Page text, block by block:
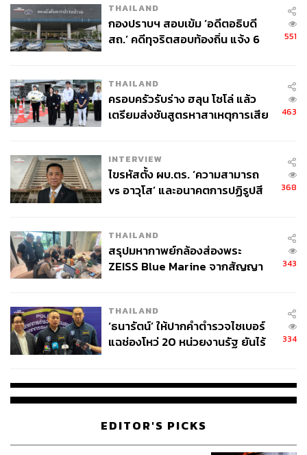
THAILAND
กองปราบฯ สอบเข้ม ‘อดีตอธิบดี
สถ.’ คดีทุจริตสอบท้องถิ่น แจ้ง 6
551
THAILAND
ครอบครัวรับร่าง ฮลุน โซโล่ แล้ว
เตรียมส่งชันสูตรหาสาเหตุการเสีย
463
INTERVIEW
ไขรหัสตั้ง ผบ.ตร. ‘ความสามารถ
vs อาวุโส’ และอนาคตการปฏิรูปสี
368
THAILAND
สรุปมหากาพย์กล้องส่องพระ
ZEISS Blue Marine จากสัญญา
จ่ายหนี้-แอบระบุแบรนด์
343
THAILAND
‘ธนารัตน์’ ให้ปากคำตำรวจไซเบอร์
แฉช่องโหว่ 20 หน่วยงานรัฐ ยันไร้
334
EDITOR'S PICKS